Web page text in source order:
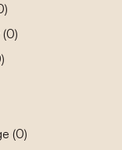
(0)
(0)